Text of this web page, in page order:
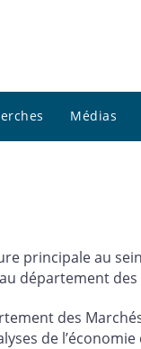
Médias
principale au
département
des
de l’économie